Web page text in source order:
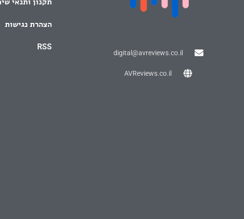
digital@avreviews.co.il
AVReviews.co.il
הצהרת נגישות
RSS